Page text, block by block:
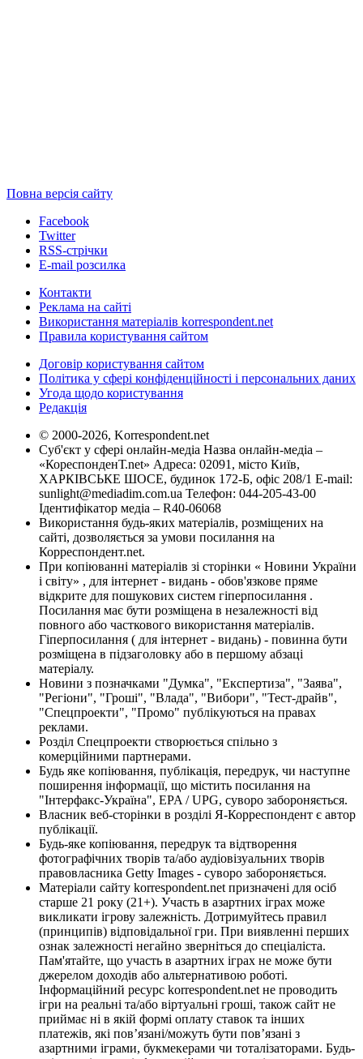
Повна версія сайту
Facebook
Twitter
RSS-стрічки
E-mail розсилка
Контакти
Реклама на сайті
Використання матеріалів korrespondent.net
Правила користування сайтом
Договір користування сайтом
Політика у сфері конфіденційності і персональних даних
Угода щодо користування
Редакція
© 2000-2026, Korrespondent.net
Суб'єкт у сфері онлайн-медіа Назва онлайн-медіа –
«КореспонденТ.net» Адреса: 02091, місто Київ,
ХАРКІВСЬКЕ ШОСЕ, будинок 172-Б, офіс 208/1 E-mail:
sunlight@mediadim.com.ua Телефон: 044-205-43-00
Ідентифікатор медіа – R40-06068
Використання будь-яких матеріалів, розміщених на
сайті, дозволяється за умови посилання на
Корреспондент.net.
При копіюванні матеріалів зі сторінки « Новини України
і світу» , для інтернет - видань - обов'язкове пряме
відкрите для пошукових систем гіперпосилання .
Посилання має бути розміщена в незалежності від
повного або часткового використання матеріалів.
Гіперпосилання ( для інтернет - видань) - повинна бути
розміщена в підзаголовку або в першому абзаці
матеріалу.
Новини з позначками "Думка", "Експертиза", "Заява",
"Регіони", "Гроші", "Влада", "Вибори", "Тест-драйв",
"Спецпроекти", "Промо" публікуються на правах
реклами.
Розділ Спецпроекти створюється спільно з
комерційними партнерами.
Будь яке копіювання, публікація, передрук, чи наступне
поширення інформації, що містить посилання на
"Інтерфакс-Україна", EPA / UPG, суворо забороняється.
Власник веб-сторінки в розділі Я-Корреспондент є автор
публікації.
Будь-яке копіювання, передрук та відтворення
фотографічних творів та/або аудіовізуальних творів
правовласника Getty Images - суворо забороняється.
Матеріали сайту korrespondent.net призначені для осіб
старше 21 року (21+). Участь в азартних іграх може
викликати ігрову залежність. Дотримуйтесь правил
(принципів) відповідальної гри. При виявленні перших
ознак залежності негайно зверніться до спеціаліста.
Пам'ятайте, що участь в азартних іграх не може бути
джерелом доходів або альтернативою роботі.
Інформаційний ресурс korrespondent.net не проводить
ігри на реальні та/або віртуальні гроші, також сайт не
приймає ні в якій формі оплату ставок та інших
платежів, які пов’язані/можуть бути пов’язані з
азартними іграми, букмекерами чи тоталізаторами. Будь-